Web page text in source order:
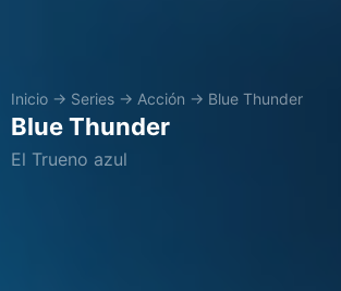
Inicio → Series → Acción → Blue Thunder
Blue Thunder
El Trueno azul